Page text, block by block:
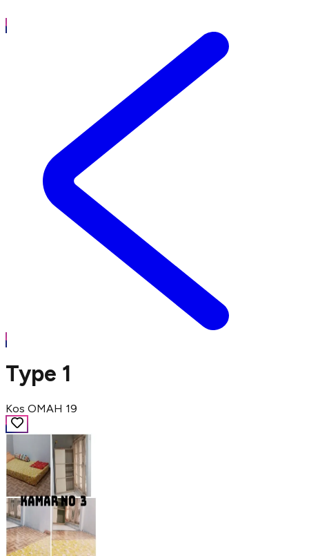
Type 1
Kos OMAH 19